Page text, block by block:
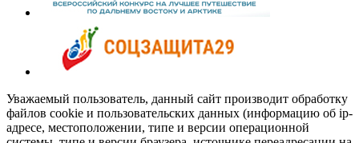
Уважаемый пользователь, данный сайт производит обработку
файлов cookie и пользовательских данных (информацию об ip-
адресе, местоположении, типе и версии операционной